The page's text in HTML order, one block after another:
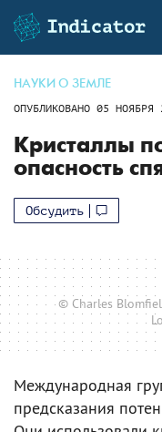
НАУКИ О ЗЕМЛЕ
ОПУБЛИКОВАНО 05 НОЯБРЯ
Кристаллы
опасность
Обсудить
© Charles
Международная
предсказания